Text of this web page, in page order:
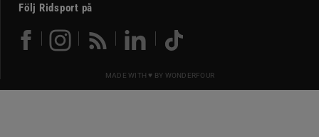
Följ Ridsport på
MADE WITH ♥ BY WONDERFOUR